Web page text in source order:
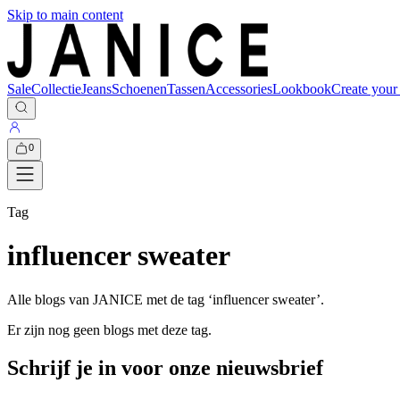
Skip to main content
SaleCollectieJeansSchoenenTassenAccessoriesLookbookCreate
0
Tag
influencer sweater
Alle blogs van JANICE met de tag ‘influencer sweater’.
Er zijn nog geen blogs met deze tag.
Schrijf je in voor onze nieuwsbrief